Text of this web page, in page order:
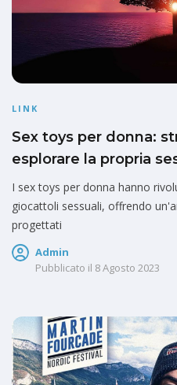
LINK
Sex toys per donna:
esplorare la propria
I sex toys per donna hanno
giocattoli sessuali, offrendo
progettati
Admin
Pubblicato il 8 Agosto 2023